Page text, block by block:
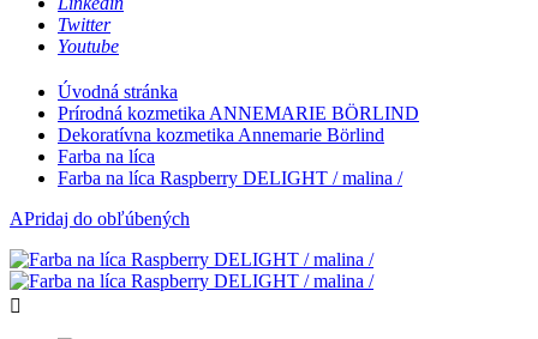
Twitter
Youtube
Úvodná stránka
Prírodná kozmetika ANNEMARIE BÖRLIND
Dekoratívna kozmetika Annemarie Börlind
Farba na líca
Farba na líca Raspberry DELIGHT / malina /
APridaj do obľúbených
